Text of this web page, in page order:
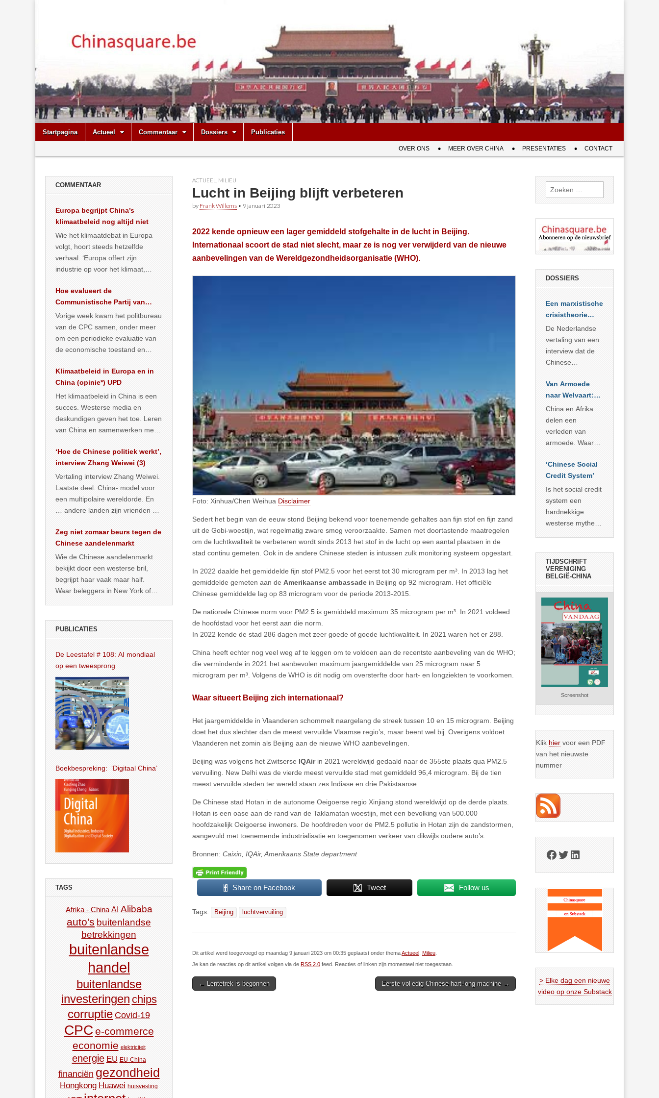
Chinasquare.be
Main
menu
Skip
Startpagina Actueel Commentaar Dossiers Publicaties
menu
OVER ONS MEER OVER CHINA PRESENTATIES CONTACT
ACTUEEL MILIEU
Lucht in Beijing blijft verbeteren
by Frank Willems • 9 januari 2023
2022 kende opnieuw een lager gemiddeld stofgehalte in de lucht in Beijing.
Internationaal scoort de stad niet slecht, maar ze is nog ver verwijderd van de nieuwe
aanbevelingen van de Wereldgezondheidsorganisatie (WHO).
Foto: Xinhua/Chen Weihua Disclaimer
Sedert het begin van de eeuw stond Beijing bekend voor toenemende gehaltes aan fijn stof en fijn zand
uit de Gobi-woestijn, wat regelmatig zware smog veroorzaakte. Samen met doortastende maatregelen
om de luchtkwaliteit te verbeteren wordt sinds 2013 het stof in de lucht op een aantal plaatsen in de
stad continu gemeten. Ook in de andere Chinese steden is intussen zulk monitoring systeem opgestart.
In 2022 daalde het gemiddelde fijn stof PM2.5 voor het eerst tot 30 microgram per m³. In 2013 lag het
gemiddelde gemeten aan de Amerikaanse ambassade in Beijing op 92 microgram. Het officiële
Chinese gemiddelde lag op 83 microgram voor de periode 2013-2015.
De nationale Chinese norm voor PM2.5 is gemiddeld maximum 35 microgram per m³. In 2021 voldeed
de hoofdstad voor het eerst aan die norm.
In 2022 kende de stad 286 dagen met zeer goede of goede luchtkwaliteit. In 2021 waren het er 288.
China heeft echter nog veel weg af te leggen om te voldoen aan de recentste aanbeveling van de WHO;
die verminderde in 2021 het aanbevolen maximum jaargemiddelde van 25 microgram naar 5
microgram per m³. Volgens de WHO is dit nodig om oversterfte door hart- en longziekten te voorkomen.
Waar situeert Beijing zich internationaal?
Het jaargemiddelde in Vlaanderen schommelt naargelang de streek tussen 10 en 15 microgram. Beijing
doet het dus slechter dan de meest vervuilde Vlaamse regio’s, maar beent wel bij. Overigens voldoet
Vlaanderen net zomin als Beijing aan de nieuwe WHO aanbevelingen.
Beijing was volgens het Zwitserse IQAirin 2021 wereldwijd gedaald naar de 355ste plaats qua PM2.5
vervuiling. New Delhi was de vierde meest vervuilde stad met gemiddeld 96,4 microgram. Bij de tien
meest vervuilde steden ter wereld staan zes Indiase en drie Pakistaanse.
De Chinese stad Hotan in de autonome Oeigoerse regio Xinjiang stond wereldwijd op de derde plaats.
Hotan is een oase aan de rand van de Taklamatan woestijn, met een bevolking van 500.000
hoofdzakelijk Oeigoerse inwoners. De hoofdreden voor de PM2.5 pollutie in Hotan zijn de zandstormen,
aangevuld met toenemende industrialisatie en toegenomen verkeer van dikwijls oudere auto’s.
Bronnen: Caixin, IQAir, Amerikaans State department
Share on Facebook Tweet Follow us
Tags: Beijing luchtvervuiling
Dit artikel werd toegevoegd op maandag 9 januari 2023 om 00:35 geplaatst onder themaActueel Milieu
Je kan de reacties op dit artikel volgen via de RSS 2.0 feed. Reacties of linken zijn momenteel niet toegestaan.
Post
← Lentetrek is begonnen Eerste volledig Chinese hart-long machine →
COMMENTAAR
Europa begrijpt China’s
klimaatbeleid nog altijd niet
Wie het klimaatdebat in Europa
volgt, hoort steeds hetzelfde
verhaal. ‘Europa offert zijn
industrie op voor het klimaat,
vergroening… >> lees meer
Hoe evalueert de
Communistische Partij van
China de economische
situatie?
Vorige week kwam het politbureau
van de CPC samen, onder meer
om een periodieke evaluatie van
de economische toestand en
publiceerden… >> lees meer
Klimaatbeleid in Europa en in
China (opinie*) UPD
Het klimaatbeleid in China is een
succes. Westerse media en
deskundigen geven het toe. Leren
van China en samenwerken met
… >> lees meer
‘Hoe de Chinese politiek werkt’,
interview Zhang Weiwei (3)
Vertaling interview Zhang Weiwei.
Laatste deel: China- model voor
een multipolaire wereldorde. En
… andere landen zijn vrienden of
Zeg niet zomaar beurs tegen de
Chinese aandelenmarkt
Wie de Chinese aandelenmarkt
bekijkt door een westerse bril,
begrijpt haar vaak maar half.
Waar beleggers in New York of
PUBLICATIES
De Leestafel # 108: AI mondiaal
op een tweesprong
Boekbespreking: ‘Digitaal China’
TAGS
Afrika - China AI Alibaba
auto's buitenlandse
betrekkingen
buitenlandse
handel
buitenlandse
investeringen chips
corruptie Covid-19
CPC e-commerce
economie elektriciteit
energie EU EU-China
financiën gezondheid
Hongkong Huawei huisvesting
Zoeken
naar:
DOSSIERS
Een marxistische
crisistheorie
voor vandaag
De Nederlandse
vertaling van een
interview dat de
Chinese
Sociale
Wetenschappen
afnam van de
Britse
marxistische
econoom Michael
zien dat
… >> lees meer
Van Armoede
naar Welvaart:
Wat Afrika kan
leren van
China’s
economisch
China en Afrika
delen een
verleden van
armoede. Waar
voorbije veertig
jaar in slaagde
meer dan 800
miljoen mensen
uit de armoede
… >> lees meer
‘Chinese Social
Credit System’
Is het social credit
system een
hardnekkige
westerse mythe of
TIJDSCHRIFT
VERENIGING
BELGIË-CHINA
Screenshot
Klik hier voor een PDF
van het nieuwste
nummer
Facebook
Twitter
LinkedIn
> Elke dag een nieuwe
video op onze Substack